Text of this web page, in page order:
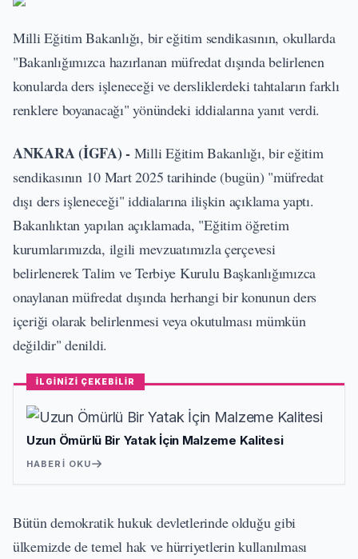
Milli Eğitim Bakanlığı, bir eğitim sendikasının, okullarda
"Bakanlığımızca hazırlanan müfredat dışında belirlenen
konularda ders işleneceği ve dersliklerdeki tahtaların farklı
renklere boyanacağı" yönündeki iddialarına yanıt verdi.
ANKARA (İGFA) - Milli Eğitim Bakanlığı, bir eğitim
sendikasının 10 Mart 2025 tarihinde (bugün) "müfredat
dışı ders işleneceği" iddialarına ilişkin açıklama yaptı.
Bakanlıktan yapılan açıklamada, "Eğitim öğretim
kurumlarımızda, ilgili mevzuatımızla çerçevesi
belirlenerek Talim ve Terbiye Kurulu Başkanlığımızca
onaylanan müfredat dışında herhangi bir konunun ders
içeriği olarak belirlenmesi veya okutulması mümkün
değildir" denildi.
İLGİNİZİ ÇEKEBİLİR
Uzun Ömürlü Bir Yatak İçin Malzeme Kalitesi
HABERI OKU
Bütün demokratik hukuk devletlerinde olduğu gibi
ülkemizde de temel hak ve hürriyetlerin kullanılması